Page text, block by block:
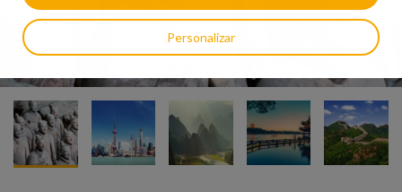
Personalizar